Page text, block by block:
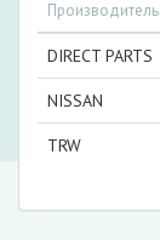
Производитель
DIRECT PARTS
NISSAN
TRW